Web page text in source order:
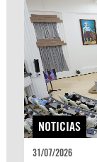
NOTICIAS
31/07/2026